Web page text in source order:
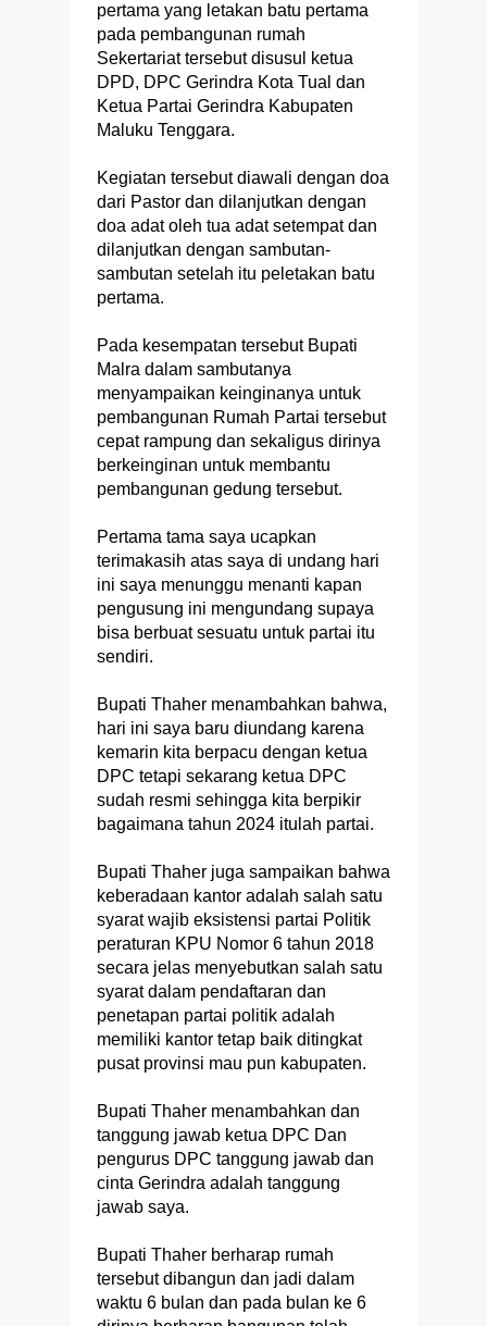
pertama yang letakan batu pertama
pada pembangunan rumah
Sekertariat tersebut disusul ketua
DPD, DPC Gerindra Kota Tual dan
Ketua Partai Gerindra Kabupaten
Maluku Tenggara.
Kegiatan tersebut diawali dengan doa
dari Pastor dan dilanjutkan dengan
doa adat oleh tua adat setempat dan
dilanjutkan dengan sambutan-
sambutan setelah itu peletakan batu
pertama.
Pada kesempatan tersebut Bupati
Malra dalam sambutanya
menyampaikan keinginanya untuk
pembangunan Rumah Partai tersebut
cepat rampung dan sekaligus dirinya
berkeinginan untuk membantu
pembangunan gedung tersebut.
Pertama tama saya ucapkan
terimakasih atas saya di undang hari
ini saya menunggu menanti kapan
pengusung ini mengundang supaya
bisa berbuat sesuatu untuk partai itu
sendiri.
Bupati Thaher menambahkan bahwa,
hari ini saya baru diundang karena
kemarin kita berpacu dengan ketua
DPC tetapi sekarang ketua DPC
sudah resmi sehingga kita berpikir
bagaimana tahun 2024 itulah partai.
Bupati Thaher juga sampaikan bahwa
keberadaan kantor adalah salah satu
syarat wajib eksistensi partai Politik
peraturan KPU Nomor 6 tahun 2018
secara jelas menyebutkan salah satu
syarat dalam pendaftaran dan
penetapan partai politik adalah
memiliki kantor tetap baik ditingkat
pusat provinsi mau pun kabupaten.
Bupati Thaher menambahkan dan
tanggung jawab ketua DPC Dan
pengurus DPC tanggung jawab dan
cinta Gerindra adalah tanggung
jawab saya.
Bupati Thaher berharap rumah
tersebut dibangun dan jadi dalam
waktu 6 bulan dan pada bulan ke 6